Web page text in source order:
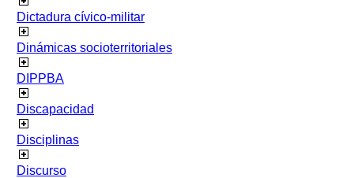
Dictadura cívico-militar
Dinámicas socioterritoriales
DIPPBA
Discapacidad
Disciplinas
Discurso